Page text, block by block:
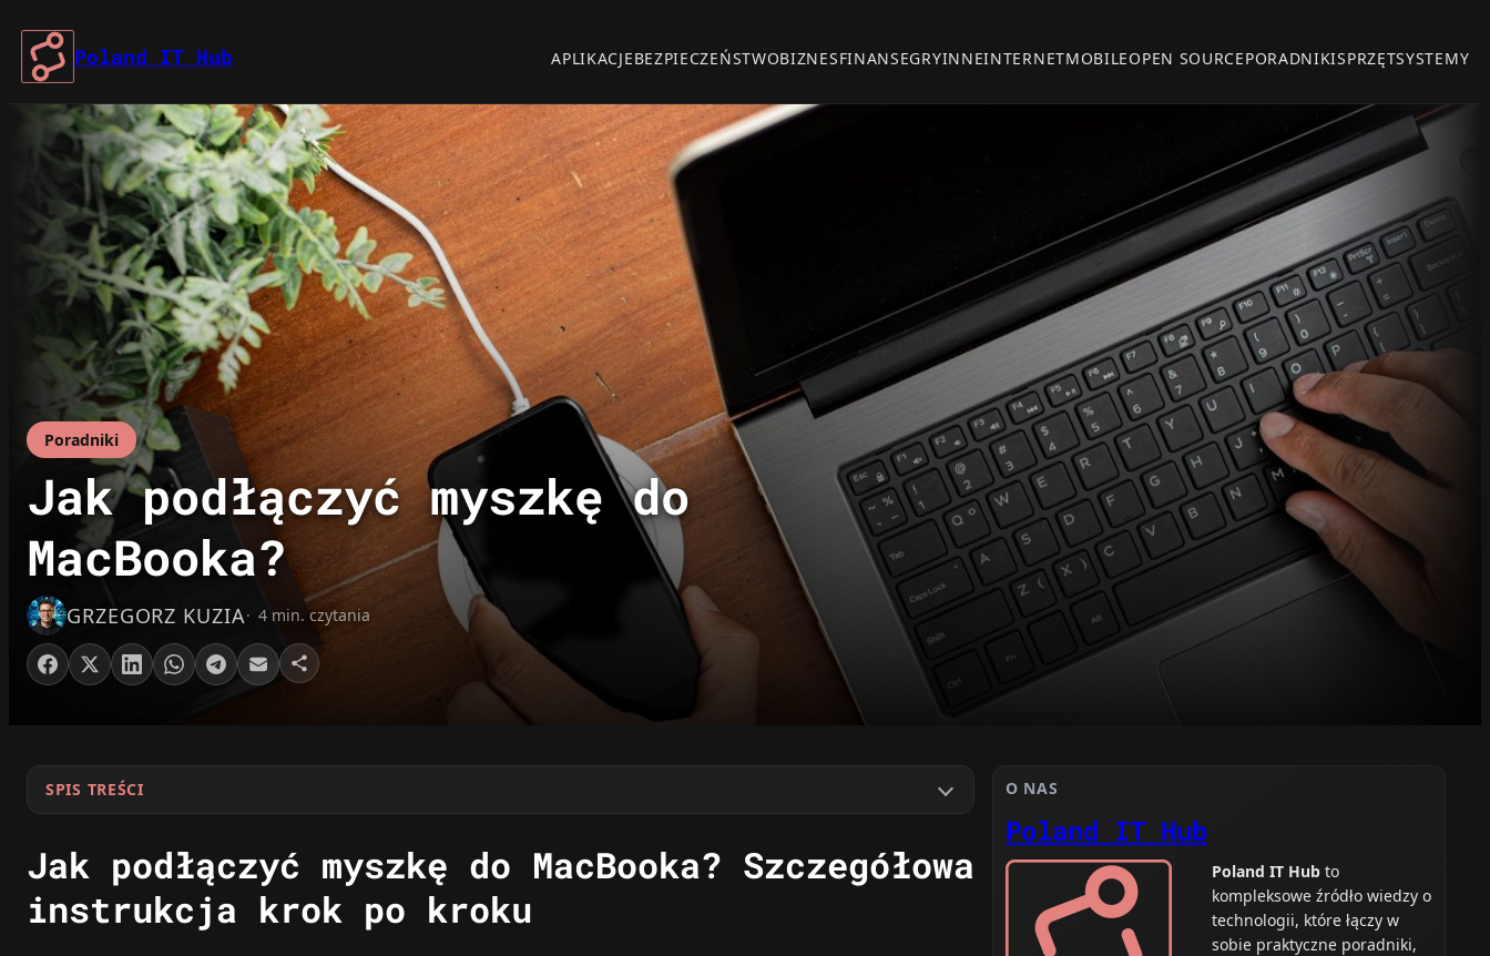
Przejdź
do
treści
Poland IT Hub APLIKACJEBEZPIECZEŃSTWOBIZNESFINANSEGRYINNEINTERNETMOBILEOPEN SOURCEPORADNIKISPRZĘTSYSTEMY
Poradniki
Jak podłączyć myszkę do
MacBooka?
GRZEGORZ KUZIA 4 min. czytania
SPIS TREŚCI
Jak podłączyć myszkę do MacBooka? Szczegółowa
instrukcja krok po kroku
O NAS
Poland IT Hub
Poland IT Hub to
kompleksowe źródło wiedzy o
technologii, które łączy w
sobie praktyczne poradniki,